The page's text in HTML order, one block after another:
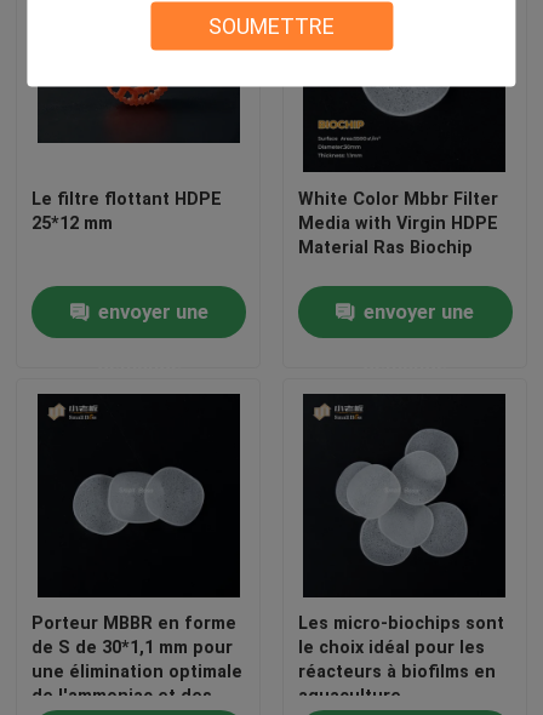
SOUMETTRE
est le d\\u00e9lai de
livraison sur Les
m\\u00e9dias de
filtrage de cellules
biologiques en
Fan\"}","","","","meilleur
prix");'> envoyer une
demande
Le filtre flottant HDPE
25*12 mm
envoyer une
White Color Mbbr Filter
Media with Virgin HDPE
Material Ras Biochip
envoyer une
Porteur MBBR en forme
de S de 30*1,1 mm pour
une élimination optimale
de l'ammoniac et des
Les micro-biochips sont
le choix idéal pour les
réacteurs à biofilms en
aquaculture